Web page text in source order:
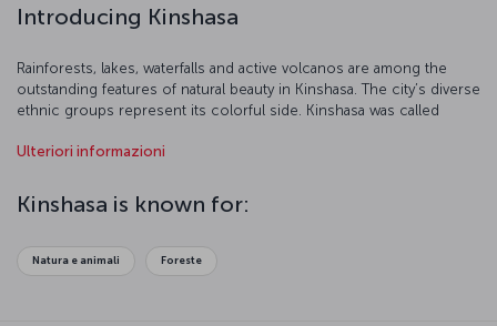
Introducing Kinshasa
Rainforests, lakes, waterfalls and active volcanos are among the
outstanding features of natural beauty in Kinshasa. The city’s diverse
ethnic groups represent its colorful side. Kinshasa was called
the legal name of this old city since 1967. Kinshasa is a great city for
Ulteriori informazioni
Kinshasa is known for:
Natura e animali Foreste